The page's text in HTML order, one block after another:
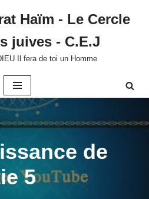
Haïm - Le Cercle
juives - C.E.J
Il fera de toi un Homme
de
5